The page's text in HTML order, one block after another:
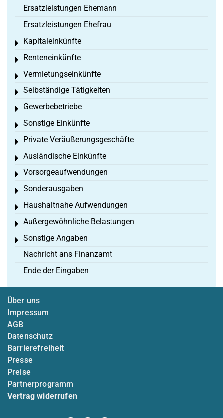
Ersatzleistungen Ehemann
Ersatzleistungen Ehefrau
Kapitaleinkünfte
Toggle menu
Renteneinkünfte
Toggle menu
Vermietungseinkünfte
Toggle menu
Selbständige Tätigkeiten
Toggle menu
Gewerbebetriebe
Toggle menu
Sonstige Einkünfte
Toggle menu
Private Veräußerungsgeschäfte
Toggle menu
Ausländische Einkünfte
Toggle menu
Vorsorgeaufwendungen
Toggle menu
Sonderausgaben
Toggle menu
Haushaltnahe Aufwendungen
Toggle menu
Außergewöhnliche Belastungen
Toggle menu
Sonstige Angaben
Toggle menu
Nachricht ans Finanzamt
Ende der Eingaben
Über uns
Impressum
AGB
Datenschutz
Barrierefreiheit
Presse
Preise
Partnerprogramm
Vertrag widerrufen